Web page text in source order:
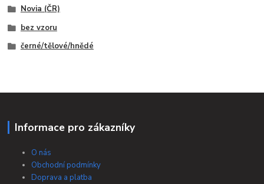
Novia (ČR)
bez vzoru
černé/tělové/hnědé
Informace pro zákazníky
O nás
Obchodní podmínky
Doprava a platba